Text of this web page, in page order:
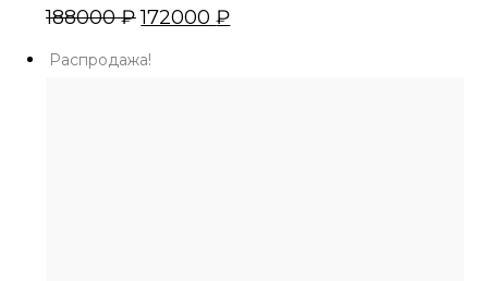
188000₽ 172000₽
Распродажа!